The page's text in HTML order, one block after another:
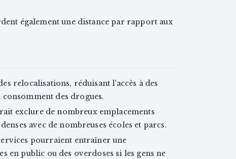
également une distance par rapport aux
relocalisations, réduisant l'accès à des
des drogues.
exclure de nombreux emplacements
avec de nombreuses écoles et parcs.
pourraient entraîner une
en public ou des overdoses si les gens ne